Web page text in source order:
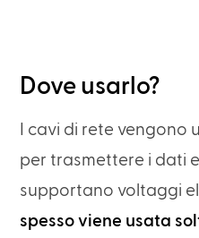
Dove usarlo?
I cavi di rete vengono
per trasmettere i dati
supportano voltaggi
spesso viene usata